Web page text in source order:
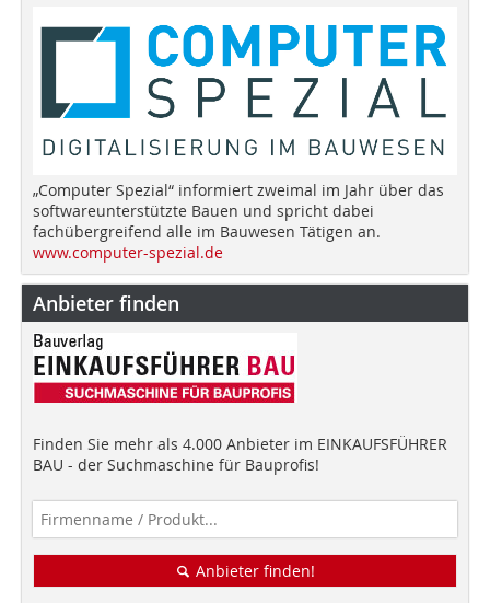
„Computer Spezial“ informiert zweimal im Jahr über das
softwareunterstützte Bauen und spricht dabei
fachübergreifend alle im Bauwesen Tätigen an.
www.computer-spezial.de
Anbieter finden
Finden Sie mehr als 4.000 Anbieter im EINKAUFSFÜHRER
BAU - der Suchmaschine für Bauprofis!
Anbieter finden!